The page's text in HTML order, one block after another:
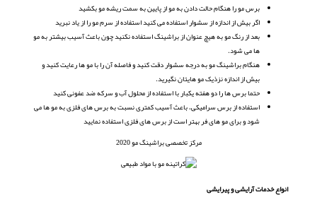
برس مو را هنگام حالت دادن به مو از پایین به سمت ریشه مو بکشید
اگر بیش از اندازه از سشوار استفاده می کنید استفاده از سرم مو را از یاد نبرید
بعد از رنگ مو به هیچ عنوان از براشینگ استفاده نکنید چون باعث آسیب بیشتر به مو
ها می شود.
هنگام براشینگ مو به درجه سشوار دقت کنید و فاصله آن را با مو ها رعایت کنید و
بیش از اندازه نزذیک مو هایتان نگیرید.
حتما برس ها را دو هفته یکبار با استفاده از محلول آب و سرکه ضد عفونی کنید
استفاده از برس سرامیکی، باعث آسیب کمتری نسبت به برس های فلزی به مو ها می
شود و برای مو های فر بهتر است از برس های فلزی استفاده نمایید
مرکز تخصصی براشینگ مو 2020
انواع خدمات آرایشی و پیرایشی